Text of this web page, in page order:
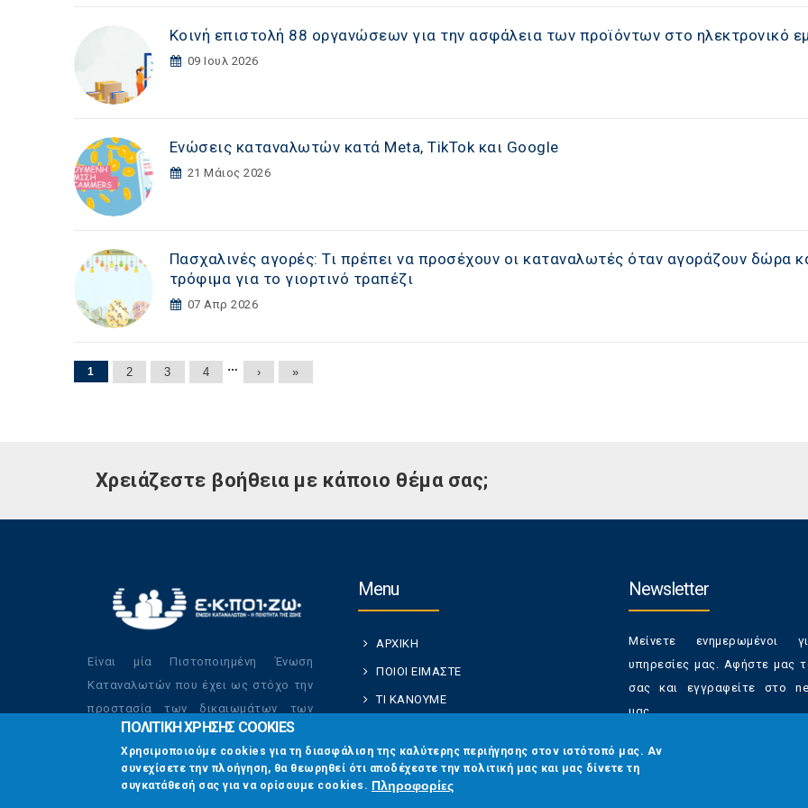
Κοινή επιστολή 88 οργανώσεων για την ασφάλεια των προϊόντων στο ηλεκτρονικό
09 Ιουλ 2026
Ενώσεις καταναλωτών κατά Meta, TikTok και Google
21 Μάιος 2026
Πασχαλινές αγορές: Τι πρέπει να προσέχουν οι καταναλωτές όταν αγοράζουν δώρα
τρόφιμα για το γιορτινό τραπέζι
07 Απρ 2026
Σελίδες
1 2 3 4 … › »
Χρειάζεστε βοήθεια με κάποιο θέμα σας;
Είναι μία Πιστοποιημένη Ένωση
Καταναλωτών που έχει ως στόχο την
προστασία των δικαιωμάτων των
καταναλωτών και την βελτίωση της
ποιότητας της ζωής τους.
Menu
ΑΡΧΙΚΗ
ΠΟΙΟΙ ΕΙΜΑΣΤΕ
ΤΙ ΚΑΝΟΥΜΕ
ΟΙ ΔΡΑΣΕΙΣ ΜΑΣ
ΕΠΙΚΟΙΝΩΝΙΑ
Newsletter
Μείνετε ενημερωμένοι
υπηρεσίες μας. Αφήστε μας
σας και εγγραφείτε στο
μας.
Έχετε τη δυνατότητα
από τα newsletters μας
ΠΟΛΙΤΙΚΗ ΧΡΗΣΗΣ COOKIES
Χρησιμοποιούμε cookies για τη διασφάλιση της καλύτερης περιήγησης στον ιστότοπό μας. Αν
συνεχίσετε την πλοήγηση, θα θεωρηθεί ότι αποδέχεστε την πολιτική μας και μας δίνετε τη
συγκατάθεσή σας για να ορίσουμε cookies. Πληροφορίες